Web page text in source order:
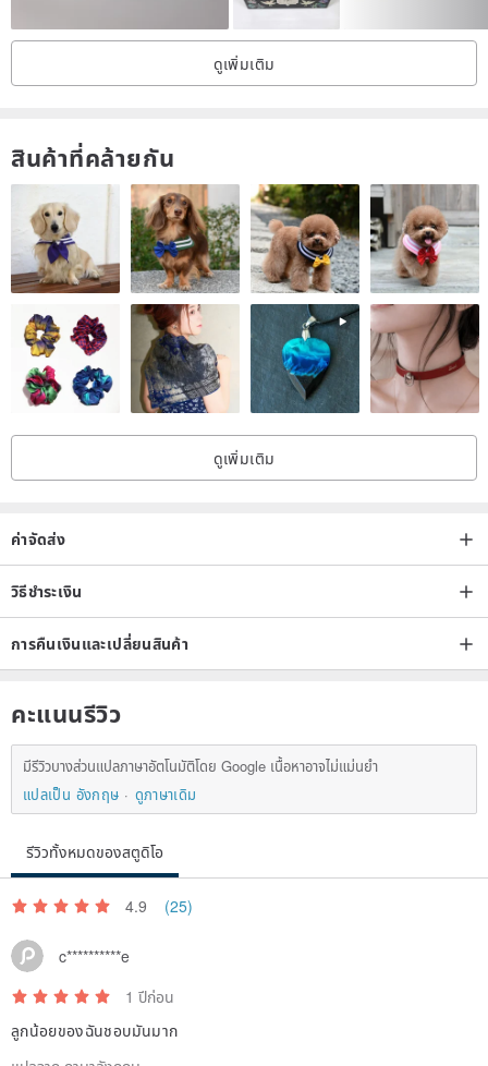
Choice of wood color: light or dark.
You have the opportunity to monogram initials on bottom of the
bottom of the big tray.
See infographic!
ดูเพิ่มเติม
สินค้าที่คล้ายกัน
ดูเพิ่มเติม
ค่าจัดส่ง
วิธีชำระเงิน
การคืนเงินและเปลี่ยนสินค้า
คะแนนรีวิว
มีรีวิวบางส่วนแปลภาษาอัตโนมัติโดย Google เนื้อหาอาจไม่แม่นยำ
แปลเป็น อังกฤษ
ดูภาษาเดิม
รีวิวทั้งหมดของสตูดิโอ
4.9 (25)
c**********e
1 ปีก่อน
ลูกน้อยของฉันชอบมันมาก